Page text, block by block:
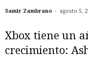
Samir Zambrano - agosto 5,
Xbox tiene un
crecimiento: